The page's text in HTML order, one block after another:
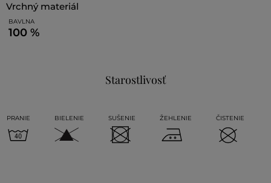
vrchný materiál
BAVLNA
100 %
Starostlivosť
PRANIE BIELENIE SUŠENIE ŽEHLENIE ČISTENIE